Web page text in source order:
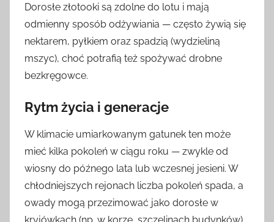
Dorosłe złotooki są zdolne do lotu i mają
odmienny sposób odżywiania — często żywią się
nektarem, pyłkiem oraz spadzią (wydzieliną
mszyc), choć potrafią też spożywać drobne
bezkręgowce.
Rytm życia i generacje
W klimacie umiarkowanym gatunek ten może
mieć kilka pokoleń w ciągu roku — zwykle od
wiosny do późnego lata lub wczesnej jesieni. W
chłodniejszych rejonach liczba pokoleń spada, a
owady mogą przezimować jako dorosłe w